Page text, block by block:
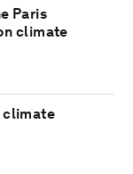
Paris
climate
climate